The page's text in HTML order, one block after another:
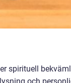
spirituell